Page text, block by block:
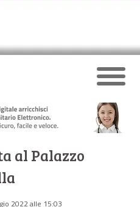
al Palazzo
2022 alle 15:03